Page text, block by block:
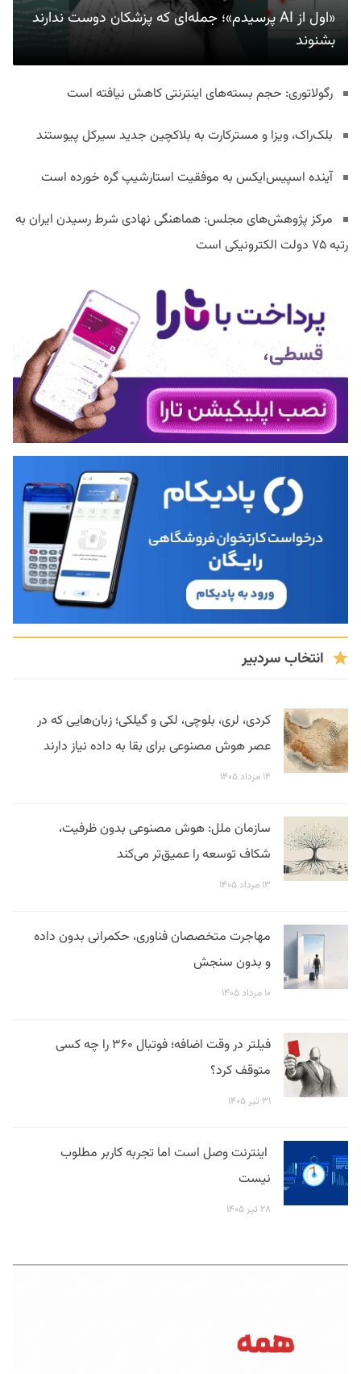
«اول از AI پرسیدم»؛ جمله‌ای که پزشکان دوست ندارند
بشنوند
رگولاتوری: حجم بسته‌های اینترنتی کاهش نیافته است
بلک‌راک، ویزا و مسترکارت به بلاکچین جدید سیرکل پیوستند
آینده اسپیس‌ایکس به موفقیت استارشیپ گره خورده است
مرکز پژوهش‌های مجلس: هماهنگی نهادی شرط رسیدن ایران به
رتبه ۷۵ دولت الکترونیکی است
انتخاب سردبیر
کردی، لری، بلوچی، لکی و گیلکی؛ زبان‌هایی که در
عصر هوش مصنوعی برای بقا به داده نیاز دارند
۱۴ مرداد ۱۴۰۵
سازمان ملل: هوش مصنوعی بدون ظرفیت،
شکاف توسعه را عمیق‌تر می‌کند
۱۳ مرداد ۱۴۰۵
مهاجرت متخصصان فناوری، حکمرانی بدون داده
و بدون سنجش
۱۰ مرداد ۱۴۰۵
فیلتر در وقت اضافه؛ فوتبال ۳۶۰ را چه کسی
متوقف کرد؟
۳۱ تیر ۱۴۰۵
اینترنت وصل است اما تجربه کاربر مطلوب
نیست
۲۸ تیر ۱۴۰۵